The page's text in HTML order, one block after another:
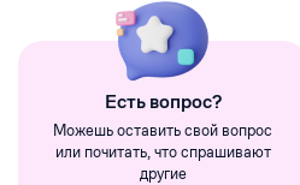
Eсть вопрос?
Можешь оставить свой вопрос
или почитать, что спрашивают
другие